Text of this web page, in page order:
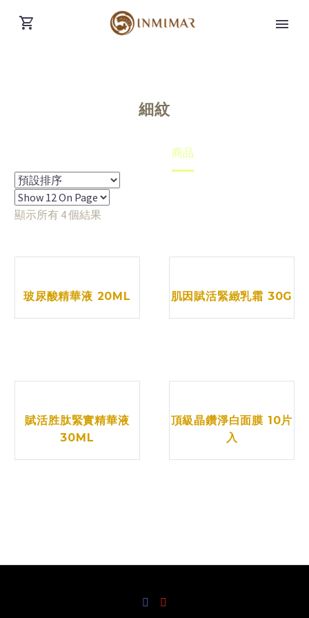
細紋
商品
顯示所有 4 個結果
玻尿酸精華液 20ML 肌因賦活緊緻乳霜 30G
賦活胜肽緊實精華液
30ML
頂級晶鑽淨白面膜 10片
入